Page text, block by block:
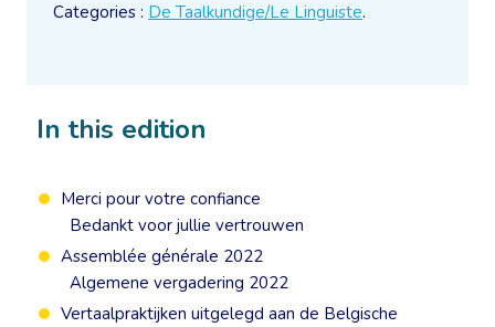
In this edition
Merci pour votre confiance
Bedankt voor jullie vertrouwen
Assemblée générale 2022
Algemene vergadering 2022
Vertaalpraktijken uitgelegd aan de Belgische
Categories : De Taalkundige/Le Linguiste.